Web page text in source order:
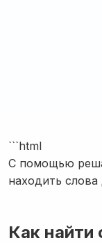
```html
С помощью
находить слова
Как найти